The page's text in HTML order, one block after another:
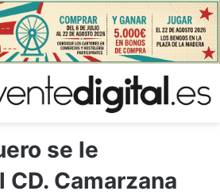
se le
Camarzana